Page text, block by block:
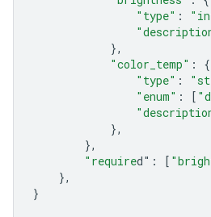
"type" :
},
"color_temp" :
{
"type" :
"enum" : [
},
},
"required" : [
},
}